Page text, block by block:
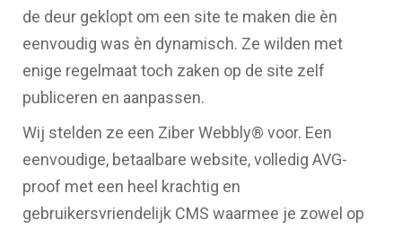
de deur geklopt om een site te maken die èn
eenvoudig was èn dynamisch. Ze wilden met
enige regelmaat toch zaken op de site zelf
publiceren en aanpassen.
Wij stelden ze een Ziber Webbly® voor. Een
eenvoudige, betaalbare website, volledig AVG-
proof met een heel krachtig en
gebruikersvriendelijk CMS waarmee je zowel op